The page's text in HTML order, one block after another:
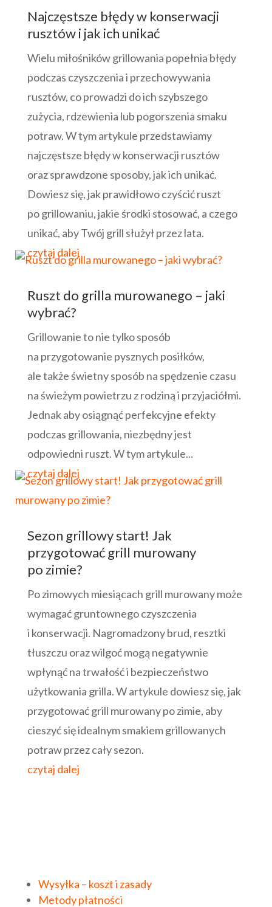
Najczęstsze błędy w konserwacji
rusztów i jak ich unikać
Wielu miłośników grillowania popełnia błędy
podczas czyszczenia i przechowywania
rusztów, co prowadzi do ich szybszego
zużycia, rdzewienia lub pogorszenia smaku
potraw. W tym artykule przedstawiamy
najczęstsze błędy w konserwacji rusztów
oraz sprawdzone sposoby, jak ich unikać.
Dowiesz się, jak prawidłowo czyścić ruszt
po grillowaniu, jakie środki stosować, a czego
unikać, aby Twój grill służył przez lata.
czytaj dalej
Ruszt do grilla murowanego – jaki
wybrać?
Grillowanie to nie tylko sposób
na przygotowanie pysznych posiłków,
ale także świetny sposób na spędzenie czasu
na świeżym powietrzu z rodziną i przyjaciółmi.
Jednak aby osiągnąć perfekcyjne efekty
podczas grillowania, niezbędny jest
odpowiedni ruszt. W tym artykule...
czytaj dalej
Sezon grillowy start! Jak
przygotować grill murowany
po zimie?
Po zimowych miesiącach grill murowany może
wymagać gruntownego czyszczenia
i konserwacji. Nagromadzony brud, resztki
tłuszczu oraz wilgoć mogą negatywnie
wpłynąć na trwałość i bezpieczeństwo
użytkowania grilla. W artykule dowiesz się, jak
przygotować grill murowany po zimie, aby
cieszyć się idealnym smakiem grillowanych
potraw przez cały sezon.
czytaj dalej
Wysyłka – koszt i zasady
Metody płatności